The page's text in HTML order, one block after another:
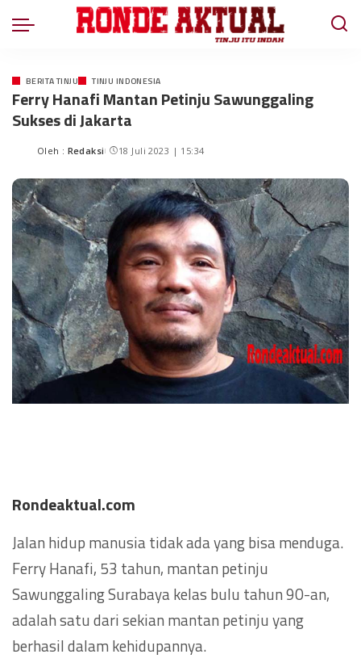
BERITA TINJU TINJU INDONESIA
Ferry Hanafi Mantan Petinju Sawunggaling
Sukses di Jakarta
Oleh : Redaksi 18 Juli 2023 | 15:34
Rondeaktual.com
Jalan hidup manusia tidak ada yang bisa menduga.
Ferry Hanafi, 53 tahun, mantan petinju
Sawunggaling Surabaya kelas bulu tahun 90-an,
adalah satu dari sekian mantan petinju yang
berhasil dalam kehidupannya.